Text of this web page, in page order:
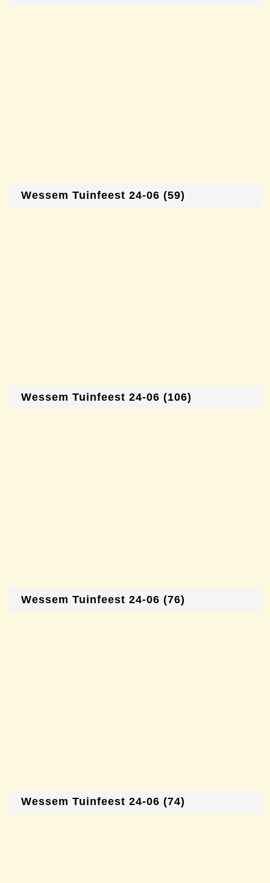
Wessem Tuinfeest 24-06 (59)
Wessem Tuinfeest 24-06 (106)
Wessem Tuinfeest 24-06 (76)
Wessem Tuinfeest 24-06 (74)